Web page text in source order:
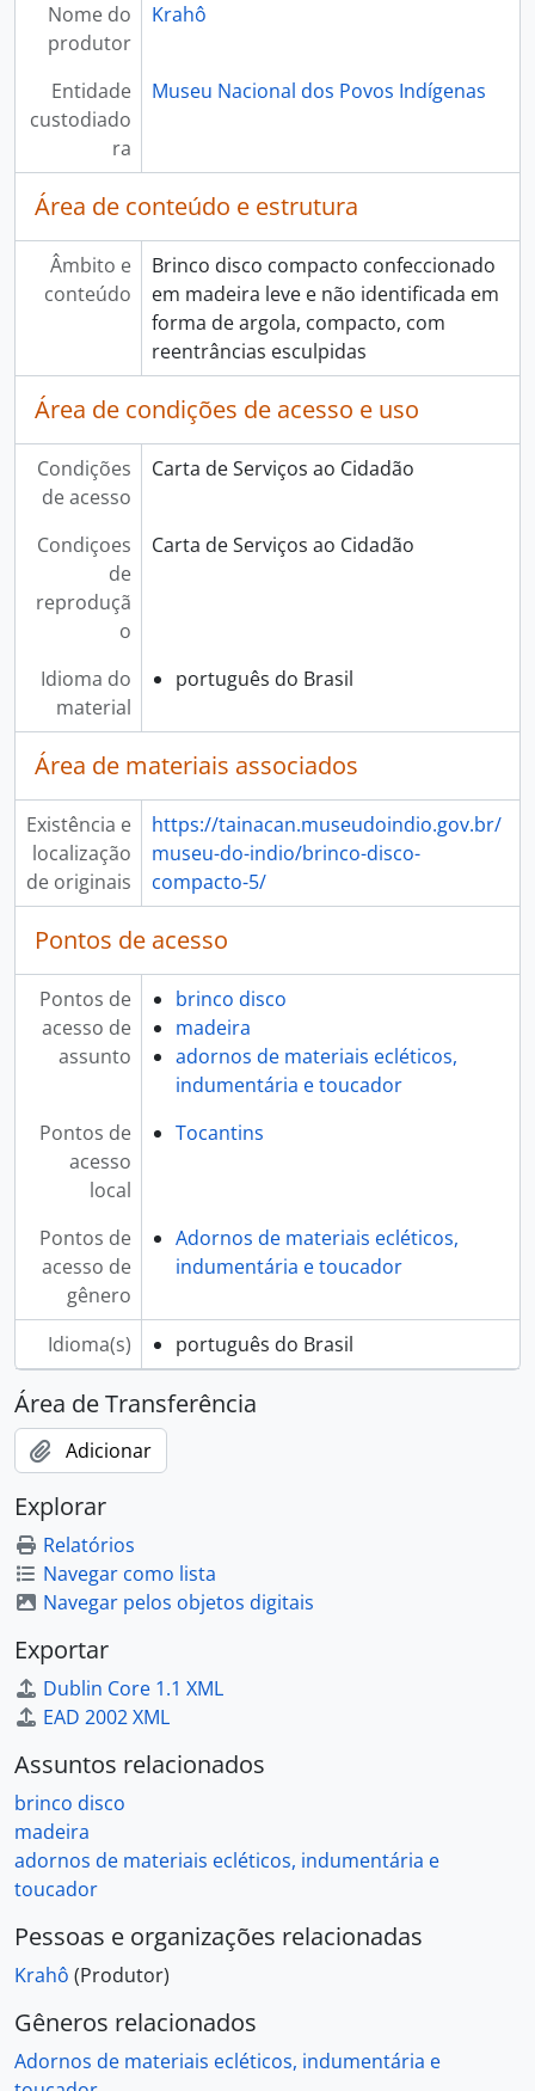
Nome do
produtor
Krahô
Entidade
custodiado
ra
Museu Nacional dos Povos Indígenas
Área de conteúdo e estrutura
Âmbito e
conteúdo
Brinco disco compacto confeccionado
em madeira leve e não identificada em
forma de argola, compacto, com
reentrâncias esculpidas
Área de condições de acesso e uso
Condições
de acesso
Carta de Serviços ao Cidadão
Condiçoes
de
reproduçã
o
Carta de Serviços ao Cidadão
Idioma do
material
português do Brasil
Área de materiais associados
Existência e
localização
de originais
https://tainacan.museudoindio.gov.br/
museu-do-indio/brinco-disco-
compacto-5/
Pontos de acesso
Pontos de
acesso de
assunto
brinco disco
madeira
adornos de materiais ecléticos,
indumentária e toucador
Pontos de
acesso
local
Tocantins
Pontos de
acesso de
gênero
Adornos de materiais ecléticos,
indumentária e toucador
Idioma(s) português do Brasil
Área de Transferência
Adicionar
Explorar
Relatórios
Navegar como lista
Navegar pelos objetos digitais
Exportar
Dublin Core 1.1 XML
EAD 2002 XML
Assuntos relacionados
brinco disco
madeira
adornos de materiais ecléticos, indumentária e
toucador
Pessoas e organizações relacionadas
Krahô (Produtor)
Gêneros relacionados
Adornos de materiais ecléticos, indumentária e